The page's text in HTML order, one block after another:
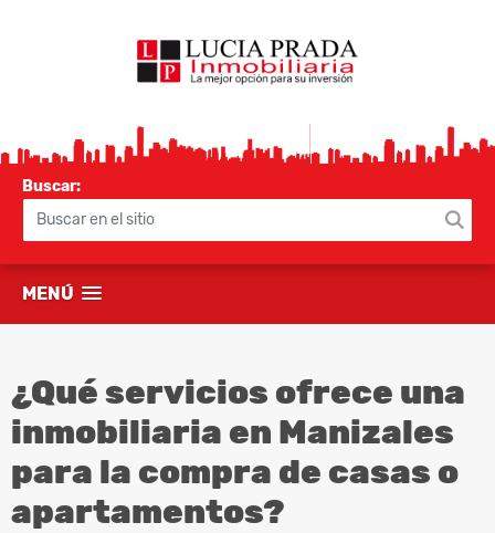
Buscar:
MENÚ
¿Qué servicios ofrece una
inmobiliaria en Manizales
para la compra de casas o
apartamentos?